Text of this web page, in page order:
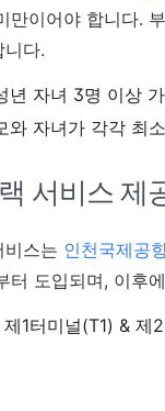
만이어야 합니다.
다.
년 자녀 3명 이상
와 자녀가 각각 최
서비스 제
비스는 인천국제공
터 도입되며, 이후
1터미널(T1) & 제